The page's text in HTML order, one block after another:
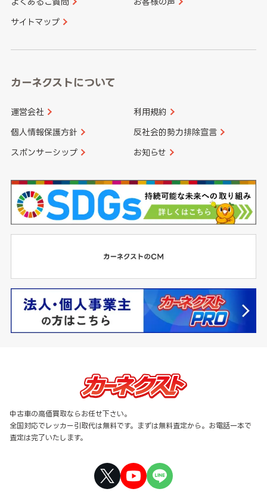
香川県 愛媛県
大分県 宮崎県
サイトマップ
カーネクストについて
運営会社 利用規約
個人情報保護方針 反社会的勢力排除宣言
スポンサーシップ お知らせ
中古車の高価買取ならお任せ下さい。
全国対応でレッカー引取代は無料です。まずは無料査定から。お電話一本で
査定は完了いたします。